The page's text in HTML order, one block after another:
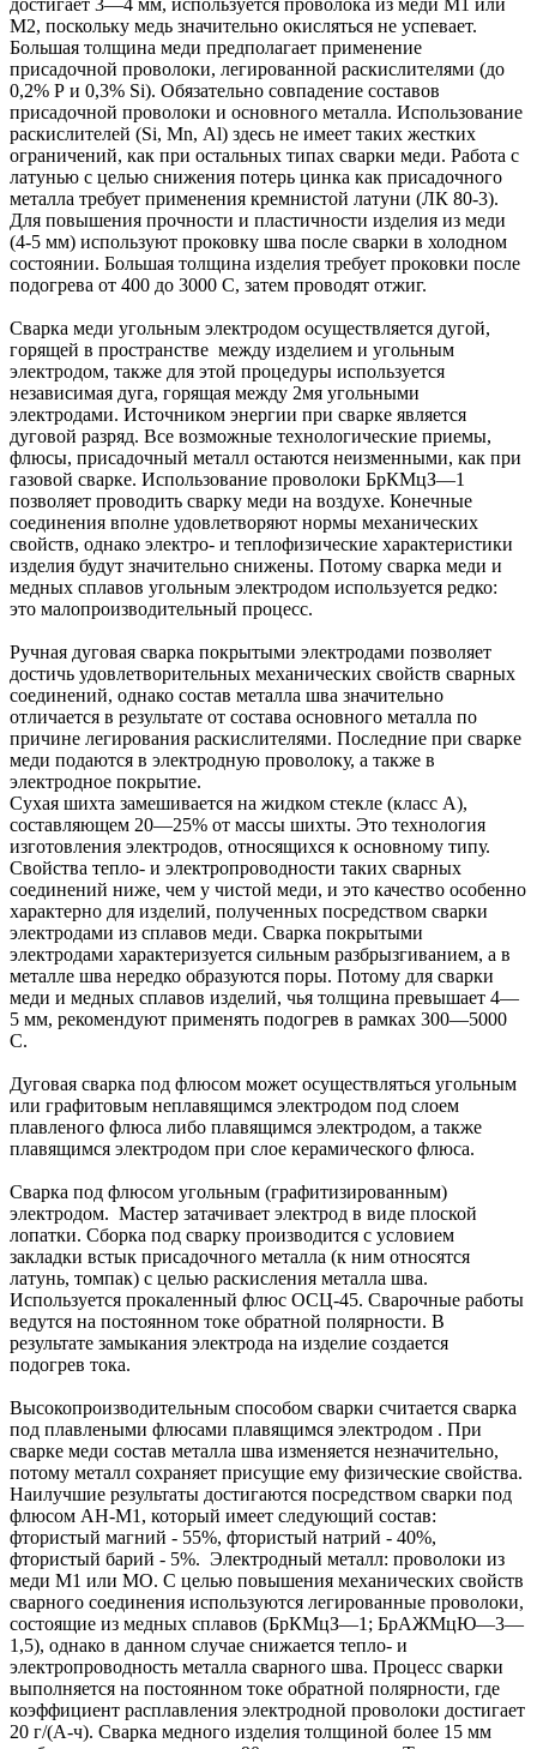
М2, поскольку медь значительно окисляться не успевает.
Большая толщина меди предполагает применение
присадочной проволоки, легированной раскислителями (до
0,2% Р и 0,3% Si). Обязательно совпадение составов
присадочной проволоки и основного металла. Использование
раскислителей (Si, Мn, Аl) здесь не имеет таких жестких
ограничений, как при остальных типах сварки меди. Работа с
латунью с целью снижения потерь цинка как присадочного
металла требует применения кремнистой латуни (ЛК 80-3).
Для повышения прочности и пластичности изделия из меди
(4-5 мм) используют проковку шва после сварки в холодном
состоянии. Большая толщина изделия требует проковки после
подогрева от 400 до 3000 С, затем проводят отжиг.
Сварка меди угольным электродом осуществляется дугой,
горящей в пространстве между изделием и угольным
электродом, также для этой процедуры используется
независимая дуга, горящая между 2мя угольными
электродами. Источником энергии при сварке является
дуговой разряд. Все возможные технологические приемы,
флюсы, присадочный металл остаются неизменными, как при
газовой сварке. Использование проволоки БрКМцЗ—1
позволяет проводить сварку меди на воздухе. Конечные
соединения вполне удовлетворяют нормы механических
свойств, однако электро- и теплофизические характеристики
изделия будут значительно снижены. Потому сварка меди и
медных сплавов угольным электродом используется редко:
это малопроизводительный процесс.
Ручная дуговая сварка покрытыми электродами позволяет
достичь удовлетворительных механических свойств сварных
соединений, однако состав металла шва значительно
отличается в результате от состава основного металла по
причине легирования раскислителями. Последние при сварке
меди подаются в электродную проволоку, а также в
электродное покрытие.
Сухая шихта замешивается на жидком стекле (класс А),
составляющем 20—25% от массы шихты. Это технология
изготовления электродов, относящихся к основному типу.
Свойства тепло- и электропроводности таких сварных
соединений ниже, чем у чистой меди, и это качество особенно
характерно для изделий, полученных посредством сварки
электродами из сплавов меди. Сварка покрытыми
электродами характеризуется сильным разбрызгиванием, а в
металле шва нередко образуются поры. Потому для сварки
меди и медных сплавов изделий, чья толщина превышает 4—
5 мм, рекомендуют применять подогрев в рамках 300—5000
С.
Дуговая сварка под флюсом может осуществляться угольным
или графитовым неплавящимся электродом под слоем
плавленого флюса либо плавящимся электродом, а также
плавящимся электродом при слое керамического флюса.
Сварка под флюсом угольным (графитизированным)
электродом. Мастер затачивает электрод в виде плоской
лопатки. Сборка под сварку производится с условием
закладки встык присадочного металла (к ним относятся
латунь, томпак) с целью раскисления металла шва.
Используется прокаленный флюс ОСЦ-45. Сварочные работы
ведутся на постоянном токе обратной полярности. В
результате замыкания электрода на изделие создается
подогрев тока.
Высокопроизводительным способом сварки считается сварка
под плавлеными флюсами плавящимся электродом . При
сварке меди состав металла шва изменяется незначительно,
потому металл сохраняет присущие ему физические свойства.
Наилучшие результаты достигаются посредством сварки под
флюсом АН-М1, который имеет следующий состав:
фтористый магний - 55%, фтористый натрий - 40%,
фтористый барий - 5%. Электродный металл: проволоки из
меди М1 или МО. С целью повышения механических свойств
сварного соединения используются легированные проволоки,
состоящие из медных сплавов (БрКМцЗ—1; БрАЖМцЮ—3—
1,5), однако в данном случае снижается тепло- и
электропроводность металла сварного шва. Процесс сварки
выполняется на постоянном токе обратной полярности, где
коэффициент расплавления электродной проволоки достигает
20 г/(А-ч). Сварка медного изделия толщиной более 15 мм